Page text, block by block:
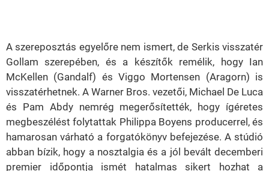
A szereposztás egyelőre nem ismert, de Serkis visszatér
Gollam szerepében, és a készítők remélik, hogy Ian
McKellen (Gandalf) és Viggo Mortensen (Aragorn) is
visszatérhetnek. A Warner Bros. vezetői, Michael De Luca
és Pam Abdy nemrég megerősítették, hogy ígéretes
megbeszélést folytattak Philippa Boyens producerrel, és
hamarosan várható a forgatókönyv befejezése. A stúdió
abban bízik, hogy a nosztalgia és a jól bevált decemberi
premier időpontja ismét hatalmas sikert hozhat a